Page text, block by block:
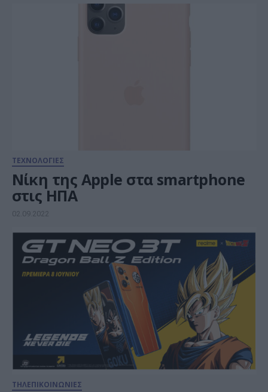
ΤΕΧΝΟΛΟΓΙΕΣ
Νίκη της Apple στα smartphone
στις ΗΠΑ
02.09.2022
ΤΗΛΕΠΙΚΟΙΝΩΝΙΕΣ